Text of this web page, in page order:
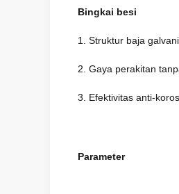
Bingkai besi
1. Struktur baja
2. Gaya perakitan
3. Efektivitas anti-
Parameter